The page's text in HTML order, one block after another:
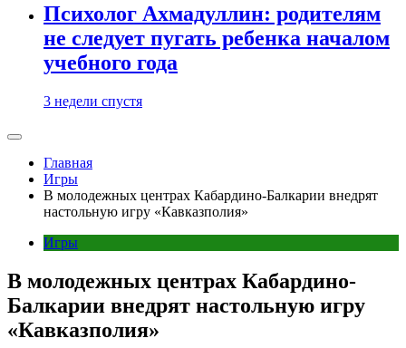
Психолог Ахмадуллин: родителям
не следует пугать ребенка началом
учебного года
3 недели спустя
Главная
Игры
В молодежных центрах Кабардино-Балкарии внедрят
настольную игру «Кавказполия»
Игры
В молодежных центрах Кабардино-
Балкарии внедрят настольную игру
«Кавказполия»